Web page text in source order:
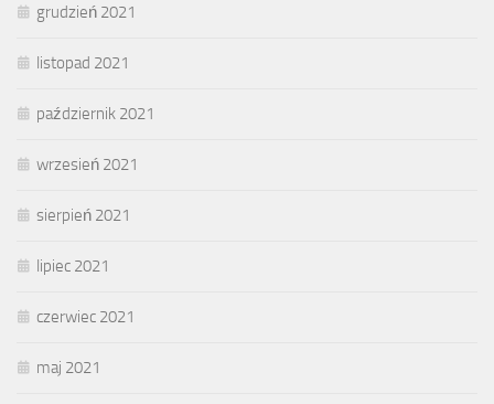
grudzień 2021
listopad 2021
październik 2021
wrzesień 2021
sierpień 2021
lipiec 2021
czerwiec 2021
maj 2021